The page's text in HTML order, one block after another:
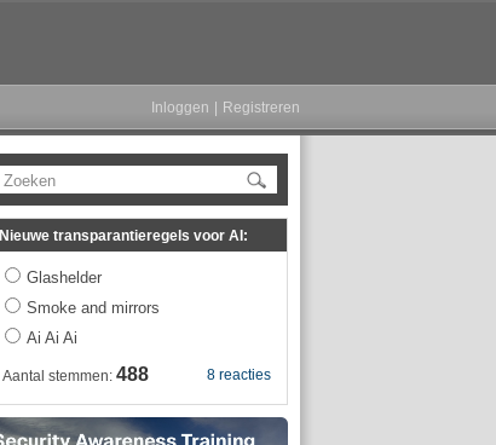
Inloggen Registreren
Zoeken
Nieuwe transparantieregels voor AI:
Glashelder
Smoke and mirrors
Ai Ai Ai
8 reacties
Aantal stemmen: 488